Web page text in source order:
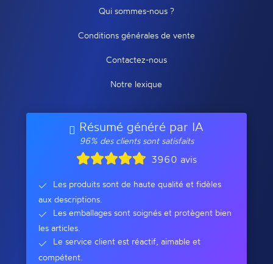
Qui sommes-nous ?
Conditions générales de vente
Contactez-nous
Notre lexique
Résumé généré par IA
96% des clients sont satisfaits
3960 avis
Les produits sont de haute qualité et fidèles
aux descriptions.
Les emballages sont soignés et protègent bien
les articles.
Le service client est réactif, aimable et
compétent.